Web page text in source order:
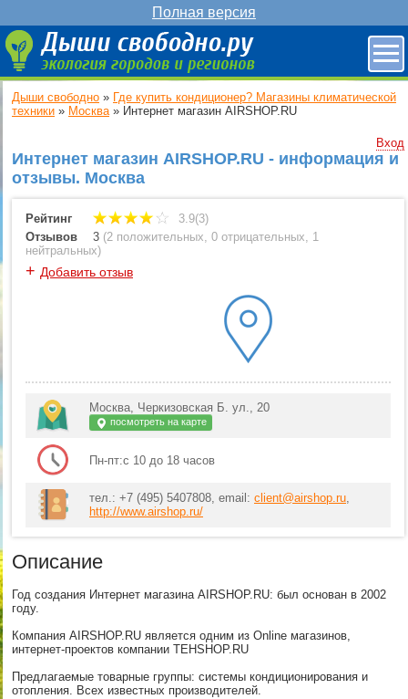
Полная версия
Дыши свободно » Где купить кондиционер? Магазины климатической
техники » Москва» Интернет магазин AIRSHOP.RU
Вход
Интернет магазин AIRSHOP.RU - информация и
отзывы. Москва
Рейтинг
3.9(3)
Отзывов
3 (2 положительных, 0 отрицательных, 1
нейтральных)
+ Добавить отзыв
Москва, Черкизовская Б. ул., 20
посмотреть на карте
Пн-пт:с 10 до 18 часов
тел.: +7 (495) 5407808, email: client@airshop.ru,
http://www.airshop.ru/
Описание
Год создания Интернет магазина AIRSHOP.RU: был основан в 2002
году.
Компания AIRSHOP.RU является одним из Online магазинов,
интернет-проектов компании TEHSHOP.RU
Предлагаемые товарные группы: системы кондиционирования и
отопления. Всех известных производителей.